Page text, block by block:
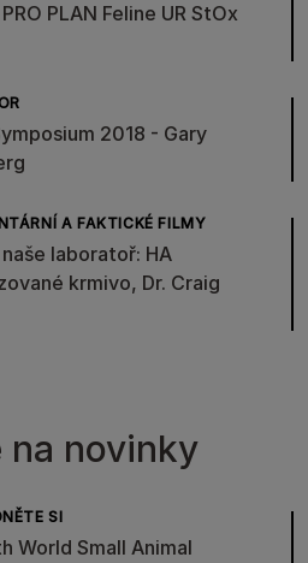
PLAN Feline UR StOx
2018 - Gary
A FAKTICKÉ FILMY
laboratoř: HA
krmivo, Dr. Craig
na novinky
SI
World Small Animal